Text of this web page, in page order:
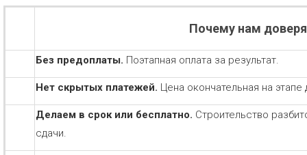
Почему нам
Без предоплаты. Поэтапная оплата за результат.
Нет скрытых платежей. Цена окончательная на этапе
Делаем в срок или бесплатно. Строительство
сдачи.